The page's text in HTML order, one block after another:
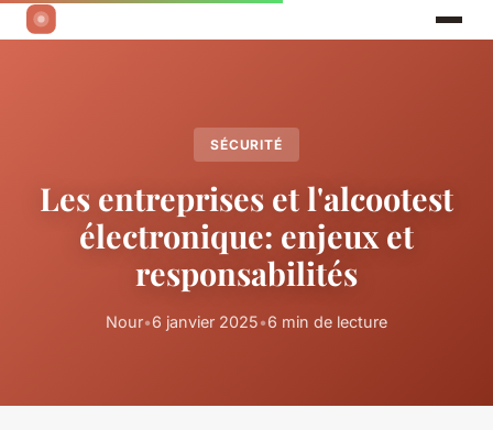
SÉCURITÉ
Les entreprises et l'alcootest
électronique: enjeux et
responsabilités
Nour•6 janvier 2025•6 min de lecture